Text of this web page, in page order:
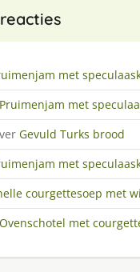
met
Pruimenjam met
Gevuld Turks brood
met
courgettesoep met
Ovenschotel met